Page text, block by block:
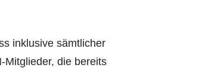
inklusive sämtlicher
Mitglieder, die bereits